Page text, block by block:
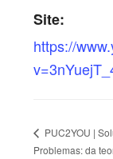
Site:
https://
PUC2YOU |
Problemas: da